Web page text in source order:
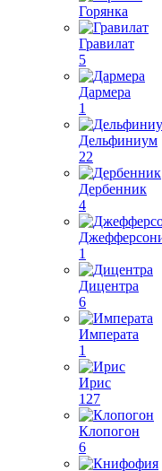
Горянка
Гравилат
5
Дармера
1
Дельфиниум
22
Дербенник
4
1
Дицентра
6
Императа
1
Ирис
127
Клопогон
6